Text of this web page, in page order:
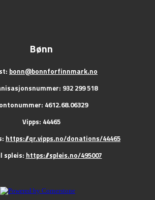
Bønn
bonn@bonnforfinnmark.no
932 299 518
4612.68.06329
Vipps: 44465
https://qr.vipps.no/donations/44465
spleis: https://spleis.no/495007